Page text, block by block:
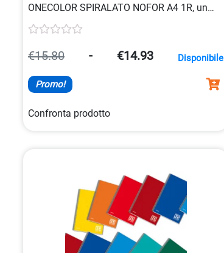
ONECOLOR SPIRALATO NOFOR A4 1R, un
pratico
quaderno maxi
carta da 80gr/mq, copertina patinata
plastificata stampata in 1 colore, formatoA4
€15.80 - €14.93 Disponibile
Promo!
Confronta prodotto